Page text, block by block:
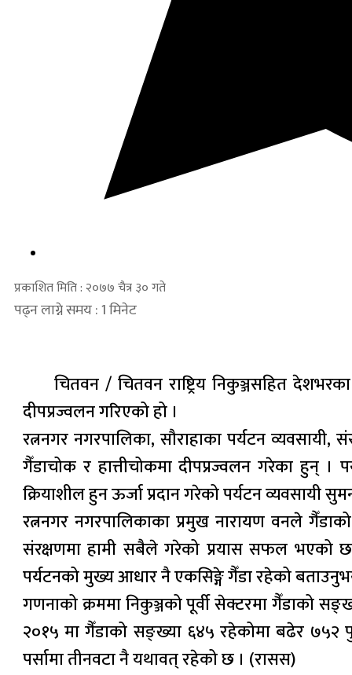
प्रकाशित मिति : २०७७ चैत्र ३० गते
पढ्न लाग्ने समय : 1 मिनेट
चितवन / चितवन राष्ट्रिय निकुञ्जसहित
दीपप्रज्वलन गरिएको हो ।
रत्ननगर नगरपालिका, सौराहाका पर्यटन
गैँडाचोक र हात्तीचोकमा दीपप्रज्वलन गरेका हुन् ।
क्रियाशील हुन ऊर्जा प्रदान गरेको पर्यटन व्यवसायी
रत्ननगर नगरपालिकाका प्रमुख नारायण वनले
संरक्षणमा हामी सबैले गरेको प्रयास सफल भएको छ
पर्यटनको मुख्य आधार नै एकसिङ्गे गैँडा रहेको
गणनाको क्रममा निकुञ्जको पूर्वी सेक्टरमा गैँडाको
२०१५ मा गैँडाको सङ्ख्या ६४५ रहेकोमा बढेर ७५२
पर्सामा तीनवटा नै यथावत् रहेको छ । (रासस)